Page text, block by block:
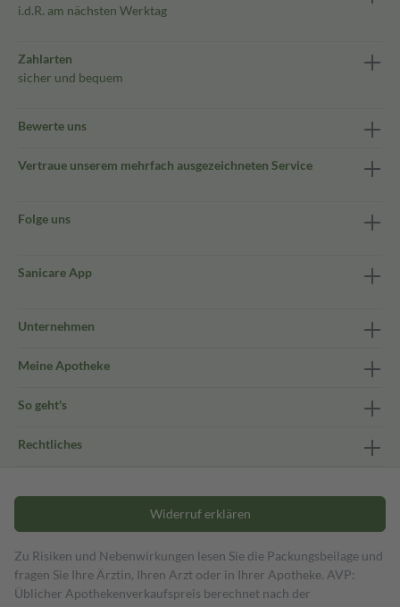
i.d.R. am nächsten Werktag
Zahlarten
sicher und bequem
Bewerte uns
Vertraue unserem mehrfach ausgezeichneten Service
Folge uns
Sanicare App
Unternehmen
Meine Apotheke
So geht's
Rechtliches
Widerruf erklären
Zu Risiken und Nebenwirkungen lesen Sie die Packungsbeilage und
fragen Sie Ihre Ärztin, Ihren Arzt oder in Ihrer Apotheke. AVP:
Üblicher Apothekenverkaufspreis berechnet nach der